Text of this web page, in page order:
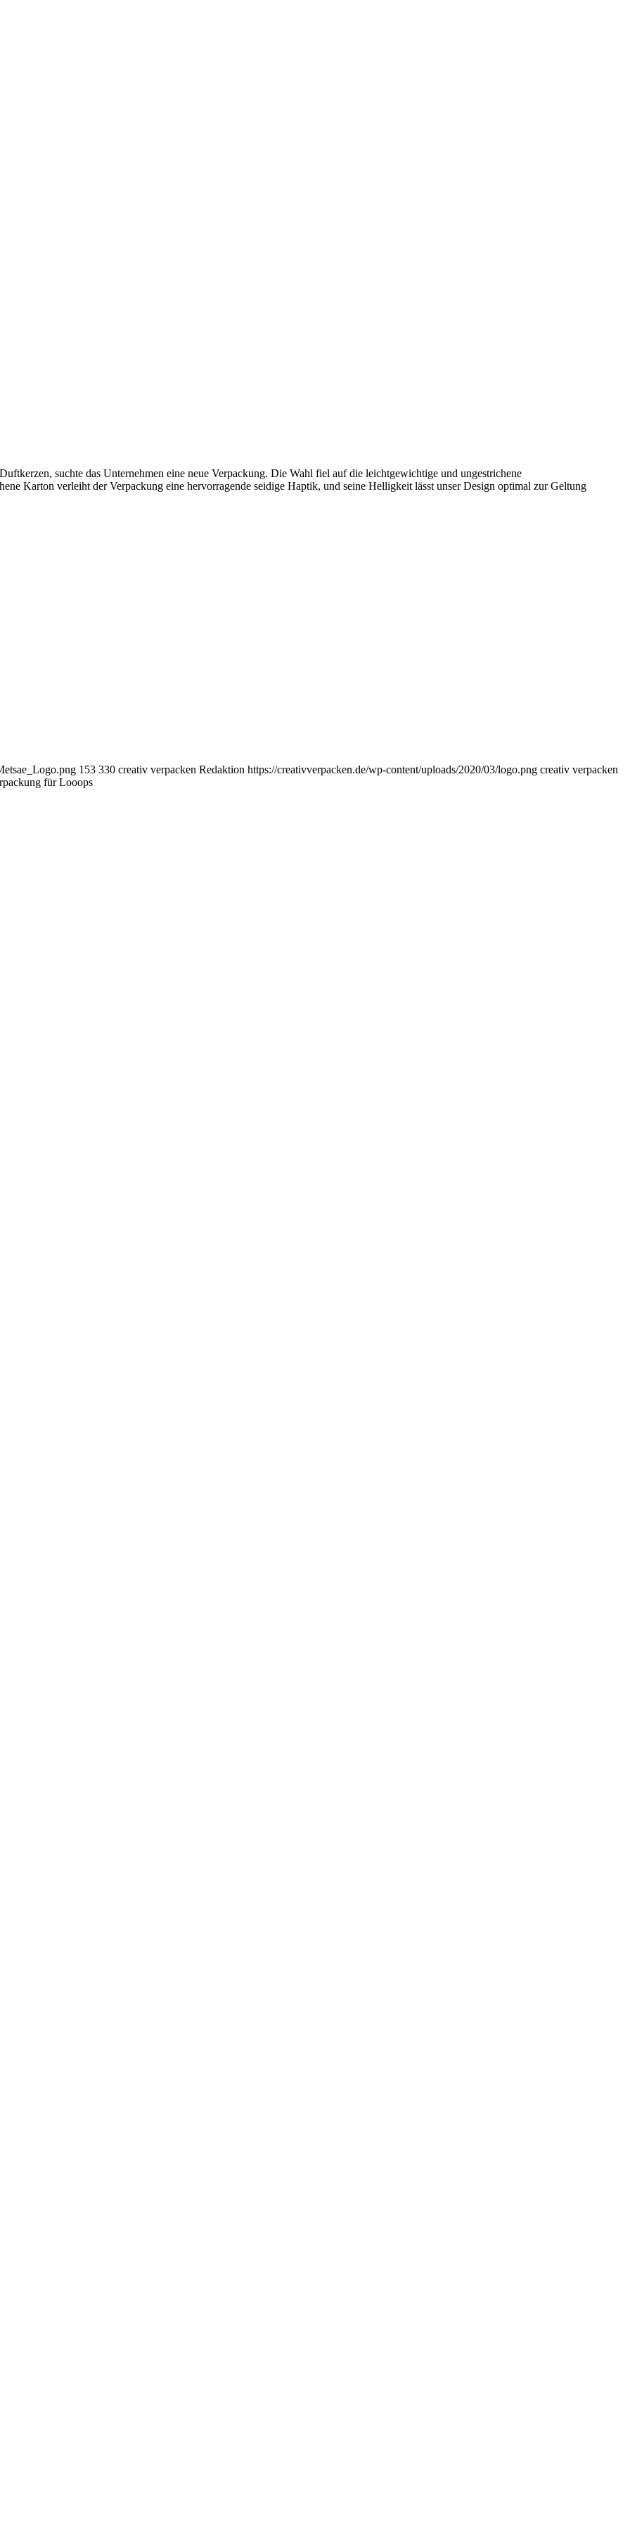
suchte das Unternehmen eine neue Verpackung. Die Wahl fiel auf die leichtgewichtige und ungestrichene
Karton verleiht der Verpackung eine hervorragende seidige Haptik, und seine Helligkeit lässt unser Design optimal zur Geltung
153 330 creativ verpacken Redaktion https://creativverpacken.de/wp-content/uploads/2020/03/logo.png creativ verpacken
für Looops